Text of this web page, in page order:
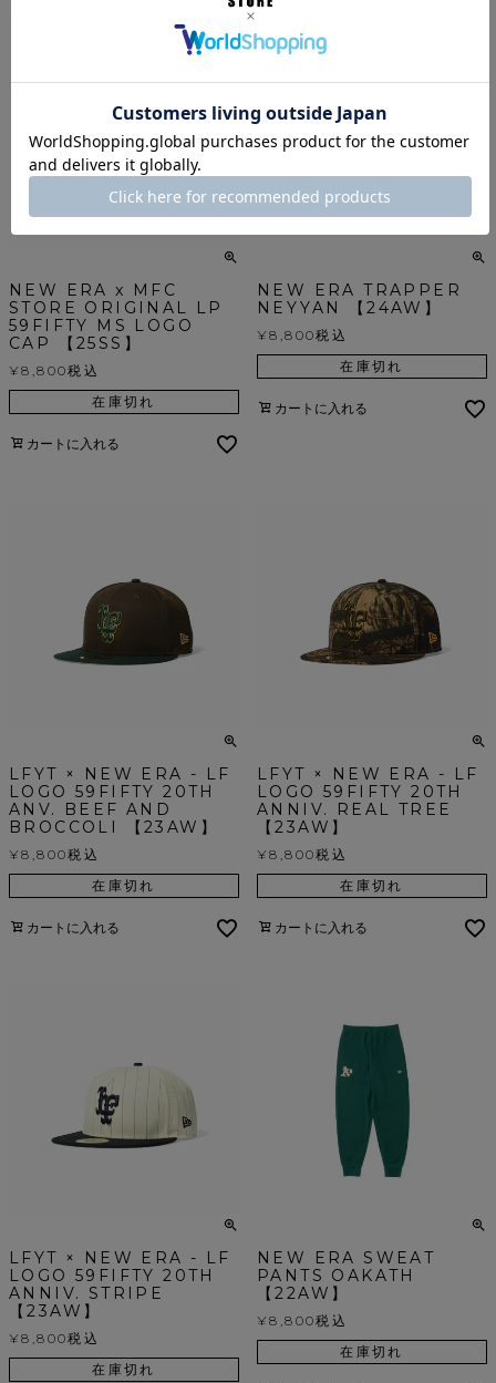
NEW ERA x MFC
STORE ORIGINAL LP
59FIFTY MS LOGO
CAP 【25SS】
¥8,800税込
在庫切れ
カートに入れる
NEW ERA TRAPPER
NEYYAN 【24AW】
¥8,800税込
在庫切れ
カートに入れる
LFYT × NEW ERA - LF
LOGO 59FIFTY 20TH
ANV. BEEF AND
BROCCOLI 【23AW】
¥8,800税込
在庫切れ
カートに入れる
LFYT × NEW ERA - LF
LOGO 59FIFTY 20TH
ANNIV. REAL TREE
【23AW】
¥8,800税込
在庫切れ
カートに入れる
LFYT × NEW ERA - LF
LOGO 59FIFTY 20TH
ANNIV. STRIPE
【23AW】
¥8,800税込
在庫切れ
NEW ERA SWEAT
PANTS OAKATH
【22AW】
¥8,800税込
在庫切れ